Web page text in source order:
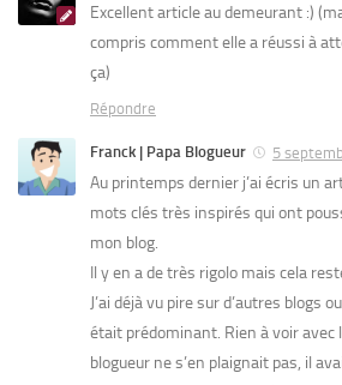
Excellent article au demeurant :)
compris comment elle a réussi à
ça)
Répondre
Franck | Papa Blogueur 5
Au printemps dernier j’ai écris un
mots clés très inspirés qui ont
mon blog.
Il y en a de très rigolo mais cela
J’ai déjà vu pire sur d’autres blogs
était prédominant. Rien à voir avec
blogueur ne s’en plaignait pas, il